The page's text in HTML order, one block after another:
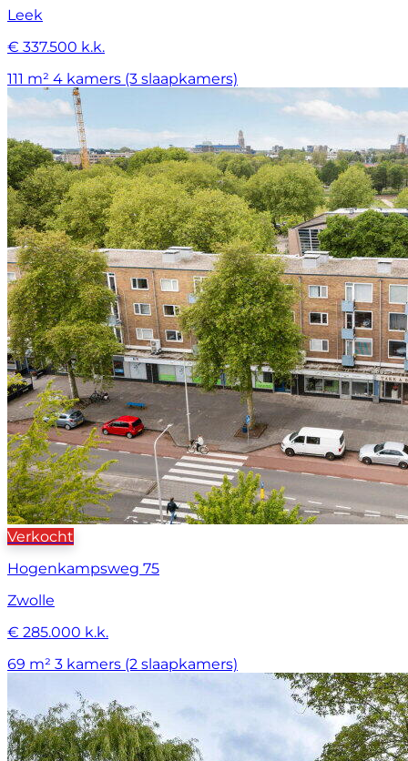
Leek
€ 337.500 k.k.
111 m² 4 kamers (3 slaapkamers)
Verkocht
Hogenkampsweg 75
Zwolle
€ 285.000 k.k.
69 m² 3 kamers (2 slaapkamers)